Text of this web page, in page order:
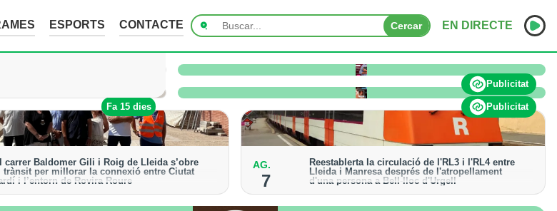
ESPORTS CONTACTE Cercar EN DIRECTE
INICI
NOTÍCIES
PODCASTS
PROGRAMES
ESPORTS
a 7 cm a Raimat, però la verema no pateix afectacions significatives
danys
Publicitat
Fa 15 dies Publicitat
carrer Baldomer Gili i Roig de Lleida s’obre
trànsit per millorar la connexió entre Ciutat
i l’entorn de Rovira Roure
urbanitzat un tram de 135 metres, que incorpora
accessibles, arbrat i renovació dels serveis
AG.
7
Reestablerta la circulació de l'RL3 i l'RL4 entre
Lleida i Manresa després de l'atropellament
d'una persona a Bell-lloc d'Urgell
Els trens aniran recuperant la freqüència de pas
habitual de forma progressiva